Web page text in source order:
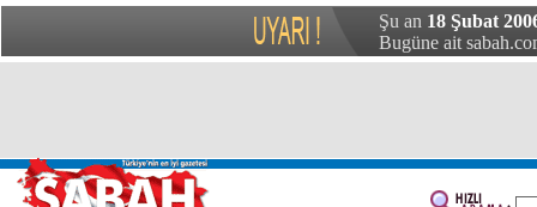
Şu an 18 Şubat
Bugüne ait